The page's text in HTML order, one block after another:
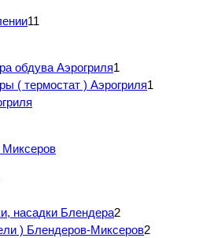
11
обдува Аэрогриля1
( термостат ) Аэрогриля1
Миксеров
насадки Блендера2
) Блендеров-Миксеров2